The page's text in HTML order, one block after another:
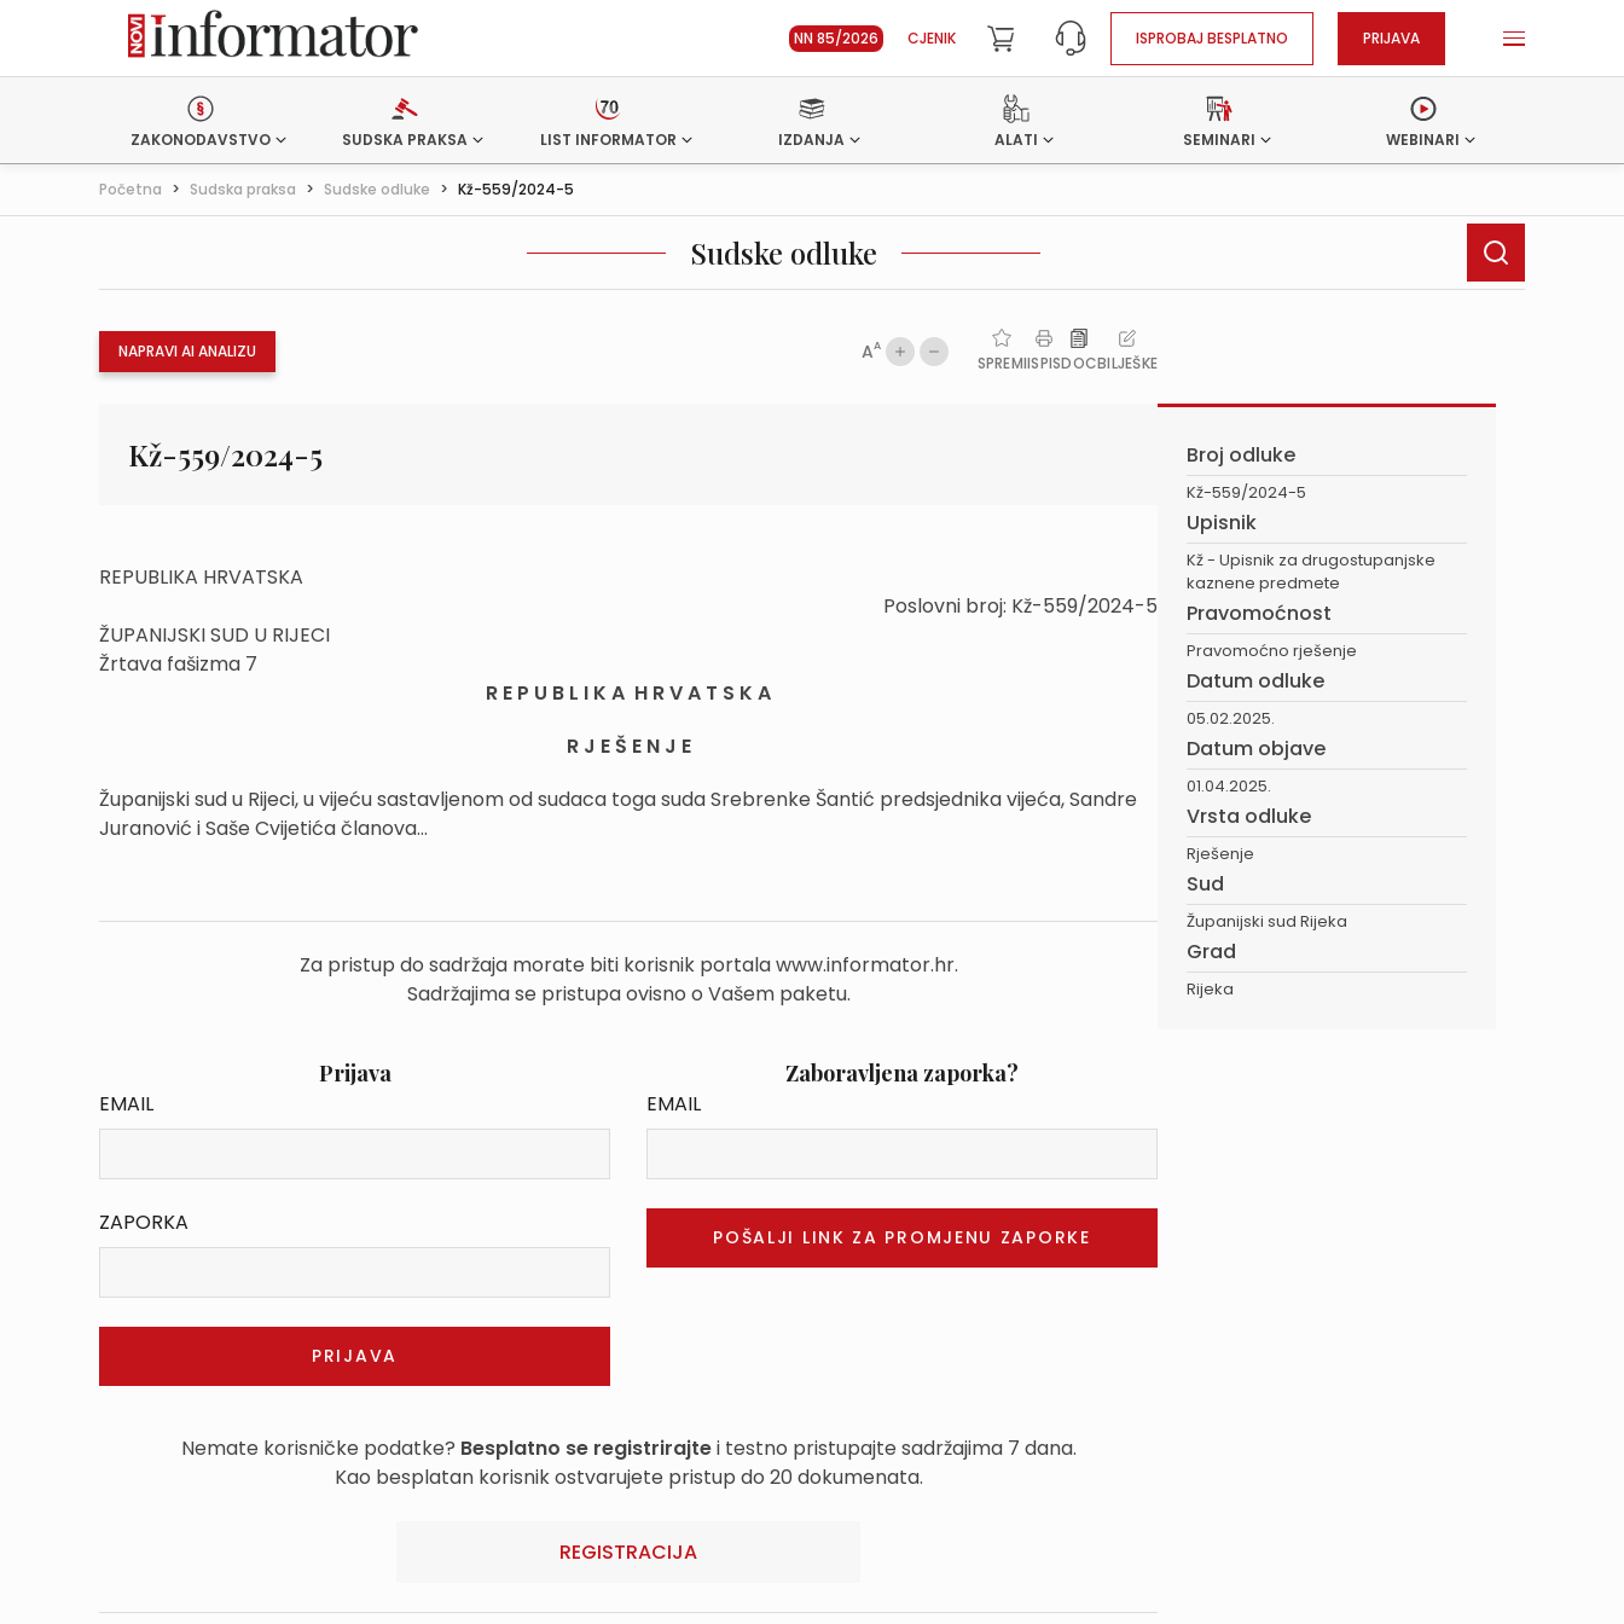
NN 85/2026 CJENIK ISPROBAJ BESPLATNO PRIJAVA
ZAKONODAVSTVO SUDSKA PRAKSA LIST INFORMATOR IZDANJA ALATI SEMINARI WEBINARI
Početna > Sudska praksa > Sudske odluke > Kž-559/2024-5
Sudske odluke
NAPRAVI AI ANALIZU AA
SPREMIISPISDOCBILJEŠKE
Kž-559/2024-5
REPUBLIKA HRVATSKA
Poslovni broj: Kž-559/2024-5
ŽUPANIJSKI SUD U RIJECI
Žrtava fašizma 7
R E P U B L I K A H R V A T S K A
R J E Š E N J E
Županijski sud u Rijeci, u vijeću sastavljenom od sudaca toga suda Srebrenke Šantić predsjednika vijeća, Sandre
Juranović i Saše Cvijetića članova...
Za pristup do sadržaja morate biti korisnik portala www.informator.hr.
Sadržajima se pristupa ovisno o Vašem paketu.
Prijava
EMAIL
ZAPORKA
Zaboravljena zaporka?
EMAIL
Nemate korisničke podatke? Besplatno se registrirajtei testno pristupajte sadržajima 7 dana.
Kao besplatan korisnik ostvarujete pristup do 20 dokumenata.
REGISTRACIJA
Broj odluke
Kž-559/2024-5
Upisnik
Kž - Upisnik za drugostupanjske
kaznene predmete
Pravomoćnost
Pravomoćno rješenje
Datum odluke
05.02.2025.
Datum objave
01.04.2025.
Vrsta odluke
Rješenje
Sud
Županijski sud Rijeka
Grad
Rijeka